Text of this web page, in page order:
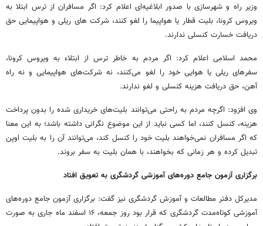
وزیر راه و شهرسازی با صدور ابلاغیه‌ای اعلام کرد: اگر مسافران از ترس ابتلا به
ویروس کرونا، بلیت قطار یا هواپیما را لغو کنند، شرکت های ریلی و هواپیمایی حق
دریافت خسارت کنسلی ندارند.
محمد اسلامی اعلام کرد: اگر مردم به خاطر ترس از ابتلاء به ویروس کرونا،
سفرهای ریلی یا هوایی خود را لغو می‌کنند، نه شرکت‌های هواپیمایی و نه راه
آهن، حق دریافت هزینه کنسلی و لغو ندارند.
وی افزود: اگرچه مردم به راحتی می‌توانند بلیت‌های خریداری شده را بدون پرداخت
هزینه، کنسل کنند، اما کسی نباید از این موضوع نگرانی داشته باشد؛ به این معنا
که اگر مسافران نمی‌خواهند بلیت خود را کنسل کند، می‌توانند آن را به بلیت اوپن
تبدیل کرده و هر زمانی که بخواهند، با همان بلیت به سفر بروند.
برگزاری آزمون جامع دوره‌های آموزشی گردشگری به تعویق افتاد
مدیرکل دفتر مطالعات و آموزش گردشگری نیز گفت: برگزاری آزمون جامع دوره‌های
آموزشی کوتاه‌مدت گردشگری که قرار بود روز جمعه، ۱۶ اسفند ماه جاری به صورت